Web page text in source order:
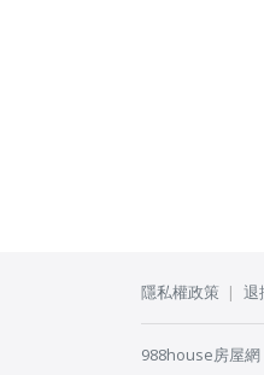
隱私權政策 退
988house房屋網